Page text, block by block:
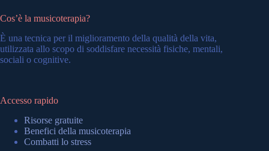
Cos’è la musicoterapia?
È una tecnica per il miglioramento della qualità della vita,
utilizzata allo scopo di soddisfare necessità fisiche, mentali,
sociali o cognitive.
Accesso rapido
Risorse gratuite
Benefici della musicoterapia
Combatti lo stress